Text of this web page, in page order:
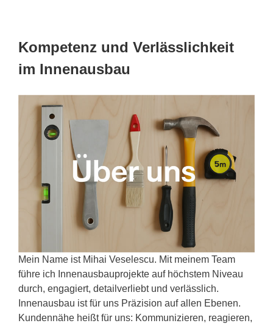
Kompetenz und Verlässlichkeit
im Innenausbau
Mein Name ist Mihai Veselescu. Mit meinem Team
führe ich Innenausbauprojekte auf höchstem Niveau
durch, engagiert, detailverliebt und verlässlich.
Innenausbau ist für uns Präzision auf allen Ebenen.
Kundennähe heißt für uns: Kommunizieren, reagieren,